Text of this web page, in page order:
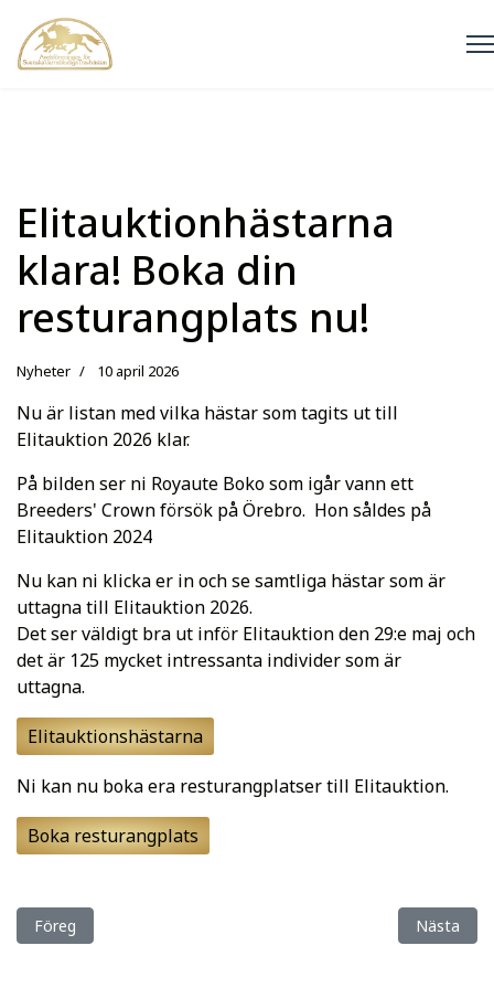
Elitauktionhästarna
klara! Boka din
resturangplats nu!
Nyheter 10 april 2026
Nu är listan med vilka hästar som tagits ut till
Elitauktion 2026 klar.
På bilden ser ni Royaute Boko som igår vann ett
Breeders' Crown försök på Örebro. Hon såldes på
Elitauktion 2024
Nu kan ni klicka er in och se samtliga hästar som är
uttagna till Elitauktion 2026.
Det ser väldigt bra ut inför Elitauktion den 29:e maj och
det är 125 mycket intressanta individer som är
uttagna.
Elitauktionshästarna
Ni kan nu boka era resturangplatser till Elitauktion.
Boka resturangplats
Föregående artikel: Elitauktionskatalogen är här! + Ny
Föreg Nästa
Nästa